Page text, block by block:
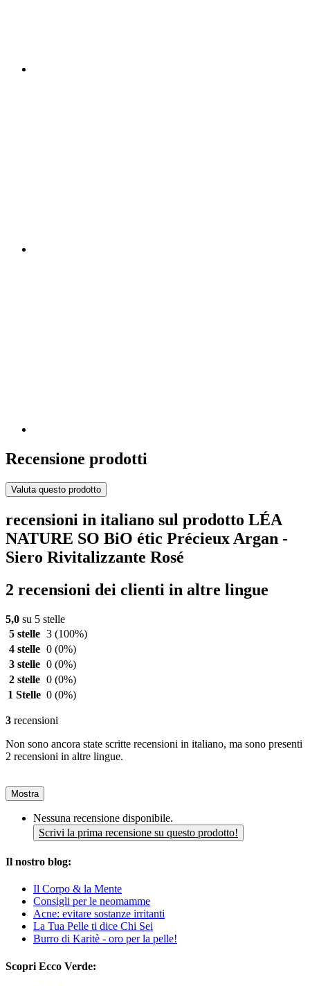
Recensione prodotti
Valuta questo prodotto
recensioni in italiano sul prodotto LÉA
NATURE SO BiO étic Précieux Argan -
Siero Rivitalizzante Rosé
2 recensioni dei clienti in altre lingue
5,0 su 5 stelle
5 stelle 3 (100%)
4 stelle 0 (0%)
3 stelle 0 (0%)
2 stelle 0 (0%)
1 Stelle 0 (0%)
3 recensioni
Non sono ancora state scritte recensioni in italiano, ma sono presenti
2 recensioni in altre lingue.
Mostra
Nessuna recensione disponibile.
Scrivi la prima recensione su questo prodotto!
Il nostro blog:
Il Corpo & la Mente
Consigli per le neomamme
Acne: evitare sostanze irritanti
La Tua Pelle ti dice Chi Sei
Burro di Karitè - oro per la pelle!
Scopri Ecco Verde: